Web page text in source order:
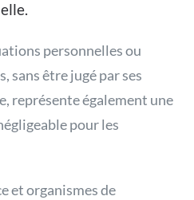
personnelles ou
sans être jugé par ses
représente également une
pour les
et organismes de